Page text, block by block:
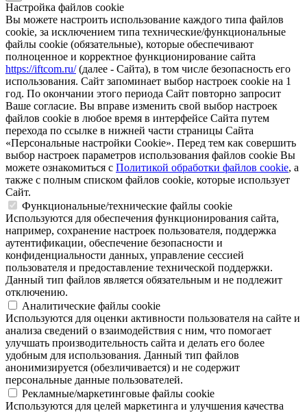
Настройка файлов cookie
Вы можете настроить использование каждого типа файлов
cookie, за исключением типа технические/функциональные
файлы cookie (обязательные), которые обеспечивают
полноценное и корректное функционирование сайта
https://iftcom.ru/(далее - Сайта), в том числе безопасность его
использования. Сайт запоминает выбор настроек cookie на 1
год. По окончании этого периода Сайт повторно запросит
Ваше согласие. Вы вправе изменить свой выбор настроек
файлов cookie в любое время в интерфейсе Сайта путем
перехода по ссылке в нижней части страницы Сайта
«Персональные настройки Cookie». Перед тем как совершить
выбор настроек параметров использования файлов cookie Вы
можете ознакомиться с Политикой обработки файлов cookie, а
также с полным списком файлов cookie, которые использует
Сайт.
Функциональные/технические файлы cookie
Используются для обеспечения функционирования сайта,
например, сохранение настроек пользователя, поддержка
аутентификации, обеспечение безопасности и
конфиденциальности данных, управление сессией
пользователя и предоставление технической поддержки.
Данный тип файлов является обязательным и не подлежит
отключению.
Аналитические файлы cookie
Используются для оценки активности пользователя на сайте и
анализа сведений о взаимодействия с ним, что помогает
улучшать производительность сайта и делать его более
удобным для использования. Данный тип файлов
анонимизируется (обезличивается) и не содержит
персональные данные пользователей.
Рекламные/маркетинговые файлы cookie
Используются для целей маркетинга и улучшения качества